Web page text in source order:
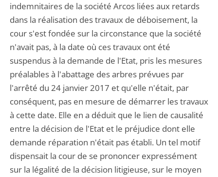
indemnitaires de la société Arcos liées aux retards
dans la réalisation des travaux de déboisement, la
cour s'est fondée sur la circonstance que la société
n'avait pas, à la date où ces travaux ont été
suspendus à la demande de l'Etat, pris les mesures
préalables à l'abattage des arbres prévues par
l'arrêté du 24 janvier 2017 et qu'elle n'était, par
conséquent, pas en mesure de démarrer les travaux
à cette date. Elle en a déduit que le lien de causalité
entre la décision de l'Etat et le préjudice dont elle
demande réparation n'était pas établi. Un tel motif
dispensait la cour de se prononcer expressément
sur la légalité de la décision litigieuse, sur le moyen